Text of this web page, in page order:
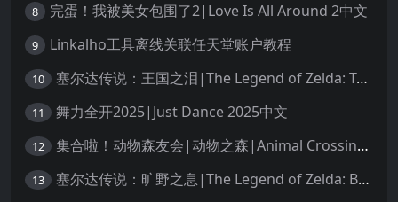
8 完蛋！我被美女包围了2|Love Is All Around 2中文
9 Linkalho工具离线关联任天堂账户教程
10 塞尔达传说：王国之泪|The Legend of Zelda: Tears of the Kingdom中文
11 舞力全开2025|Just Dance 2025中文
12 集合啦！动物森友会|动物之森|Animal Crossing: New Horizons中文
13 塞尔达传说：旷野之息|The Legend of Zelda: Breath of the Wild中文